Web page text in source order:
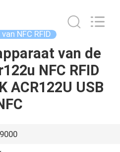
NFC RFID
van de
NFC RFID
ACR122U USB